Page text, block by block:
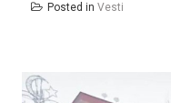
Posted in Vesti